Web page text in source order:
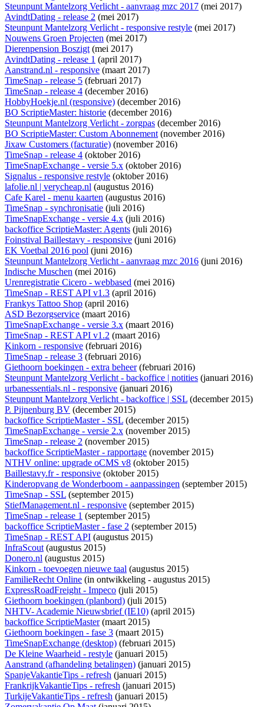
Steunpunt Mantelzorg Verlicht - aanvraag mzc 2017 (mei 2017)
AvindtDating - release 2 (mei 2017)
Steunpunt Mantelzorg Verlicht - responsive restyle (mei 2017)
Nouwens Groen Projecten (mei 2017)
Dierenpension Boszigt(mei 2017)
AvindtDating - release 1 (april 2017)
Aanstrand.nl - responsive (maart 2017)
TimeSnap - release 5 (februari 2017)
TimeSnap - release 4 (december 2016)
HobbyHoekje.nl (responsive) (december 2016)
BO ScriptieMaster: historie (december 2016)
Steunpunt Mantelzorg Verlicht - zorgpas (december 2016)
BO ScriptieMaster: Custom Abonnement(november 2016)
Jixaw Customers (facturatie) (november 2016)
TimeSnap - release 4 (oktober 2016)
TimeSnapExchange - versie 5.x (oktober 2016)
Signalus - responsive restyle (oktober 2016)
lafolie.nl | verycheap.nl (augustus 2016)
Cafe Karel - menu kaarten (augustus 2016)
TimeSnap - synchronisatie (juli 2016)
TimeSnapExchange - versie 4.x (juli 2016)
backoffice ScriptieMaster: Agents (juli 2016)
Foinstival Baillestavy - responsive (juni 2016)
EK Voetbal 2016 pool (juni 2016)
Steunpunt Mantelzorg Verlicht - aanvraag mzc 2016 (juni 2016)
Indische Muschen (mei 2016)
Urenregistratie Cicero - webbased (mei 2016)
TimeSnap - REST API v1.3 (april 2016)
Frankys Tattoo Shop (april 2016)
ASD Bezorgservice (maart 2016)
TimeSnapExchange - versie 3.x (maart 2016)
TimeSnap - REST API v1.2 (maart 2016)
Kinkorn - responsive (februari 2016)
TimeSnap - release 3 (februari 2016)
Giethoorn boekingen - extra beheer(februari 2016)
Steunpunt Mantelzorg Verlicht - backoffice | notities (januari 2016)
urbanessentials.nl - responsive (januari 2016)
Steunpunt Mantelzorg Verlicht - backoffice | SSL (december 2015)
P. Pijnenburg BV (december 2015)
backoffice ScriptieMaster - SSL (december 2015)
TimeSnapExchange - versie 2.x (november 2015)
TimeSnap - release 2 (november 2015)
backoffice ScriptieMaster - rapportage (november 2015)
NTHV online: upgrade oCMS v8 (oktober 2015)
Baillestavy.fr - responsive (oktober 2015)
Kinderopvang de Wonderboom - aanpassingen (september 2015)
TimeSnap - SSL (september 2015)
StiefManagement.nl - responsive (september 2015)
TimeSnap - release 1 (september 2015)
backoffice ScriptieMaster - fase 2 (september 2015)
TimeSnap - REST API (augustus 2015)
InfraScout(augustus 2015)
Donero.nl (augustus 2015)
Kinkorn - toevoegen nieuwe taal (augustus 2015)
FamilieRecht Online (in ontwikkeling - augustus 2015)
ExpressRoadFreight - Impeco (juli 2015)
Giethoorn boekingen (planbord) (juli 2015)
NHTV- Academie Nieuwsbrief (IE10) (april 2015)
backoffice ScriptieMaster(maart 2015)
Giethoorn boekingen - fase 3 (maart 2015)
TimeSnapExchange (desktop) (februari 2015)
De Kleine Waarheid - restyle (januari 2015)
Aanstrand (afhandeling betalingen) (januari 2015)
SpanjeVakantieTips - refresh (januari 2015)
FrankrijkVakantieTips - refresh (januari 2015)
TurkijeVakantieTips - refresh (januari 2015)